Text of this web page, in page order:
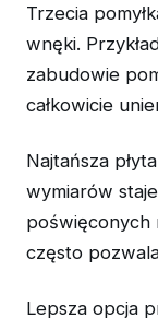
Trzecia
wnęki.
zabudowie
całkowicie
Najtańsza
wymiarów
poświęconych
często
Lepsza opcja